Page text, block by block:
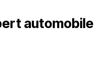
automobile